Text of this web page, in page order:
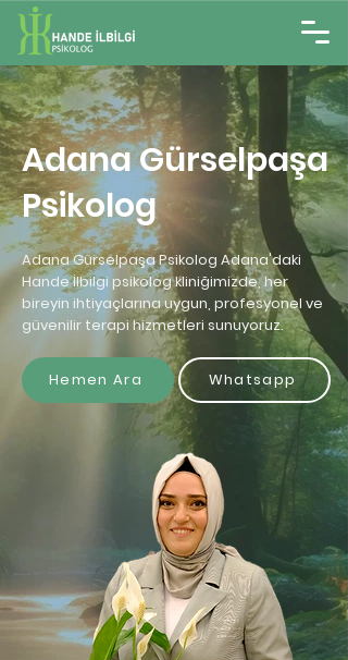
Adana Gürselpaşa
Psikolog
Adana Gürselpaşa Psikolog Adana'daki
Hande İlbilgi psikolog kliniğimizde, her
bireyin ihtiyaçlarına uygun, profesyonel ve
güvenilir terapi hizmetleri sunuyoruz.
Hemen Ara Whatsapp